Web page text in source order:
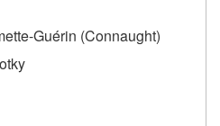
Guérin (Connaught)